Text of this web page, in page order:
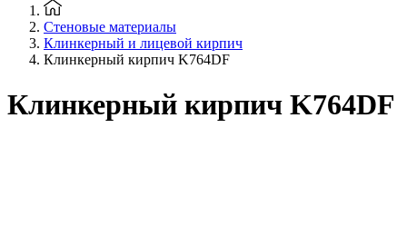
Стеновые материалы
Клинкерный и лицевой кирпич
Клинкерный кирпич K764DF
Клинкерный кирпич K764DF